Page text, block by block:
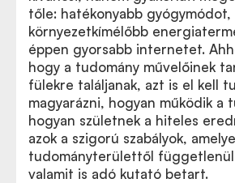
tőle: hatékonyabb gyógymódot,
környezetkímélőbb
éppen gyorsabb internetet.
hogy a tudomány művelőinek
fülekre találjanak, azt is el kell
magyarázni, hogyan működik a
hogyan születnek a hiteles
azok a szigorú szabályok,
tudományterülettől függetlenül
valamit is adó kutató betart.